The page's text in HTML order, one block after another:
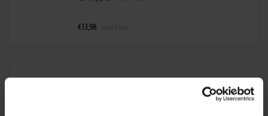
€13,98
Philips HF-M Red 109 SH TL/PL-S 230-240V